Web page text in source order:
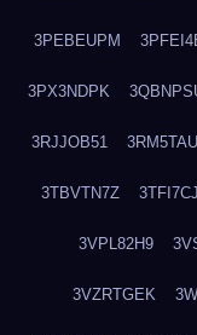
3PEBEUPM
3PX3NDPK
3RJJOB51
3TBVTN7Z
3VPL82H9
3VZRTGEK